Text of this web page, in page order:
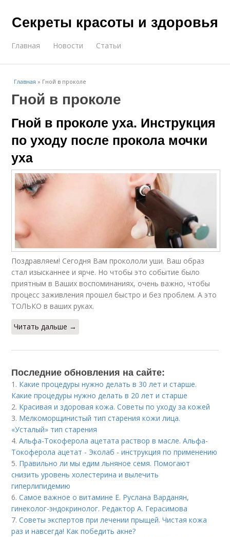
Секреты красоты и здоровья
Главная Новости Статьи
Главная » Гной в проколе
Гной в проколе
Гной в проколе уха. Инструкция
по уходу после прокола мочки
уха
Поздравляем! Сегодня Вам прокололи уши. Ваш образ
стал изысканнее и ярче. Но чтобы это событие было
приятным в Ваших воспоминаниях, очень важно, чтобы
процесс заживления прошел быстро и без проблем. А это
ТОЛЬКО в ваших руках.
Читать дальше →
Последние обновления на сайте:
1. Какие процедуры нужно делать в 30 лет и старше.
Какие процедуры нужно делать в 20 лет и старше
2. Красивая и здоровая кожа. Советы по уходу за кожей
3. Мелкоморщинистый тип старения кожи лица.
«Усталый» тип старения
4.Альфа-Токоферола ацетата раствор в масле. Альфа-
Токоферола ацетат - Эколаб - инструкция по применению
5. Правильно ли мы едим льняное семя. Помогают
снизить уровень холестерина и вылечить
гиперлипидемию
6.Самое важное о витамине Е. Руслана Варданян,
гинеколог-эндокринолог. Редактор А. Герасимова
7.Советы экспертов при лечении прыщей. Чистая кожа
раз и навсегда! Как победить акне?